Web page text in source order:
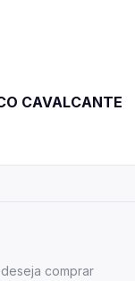
CAVALCANTE
comprar